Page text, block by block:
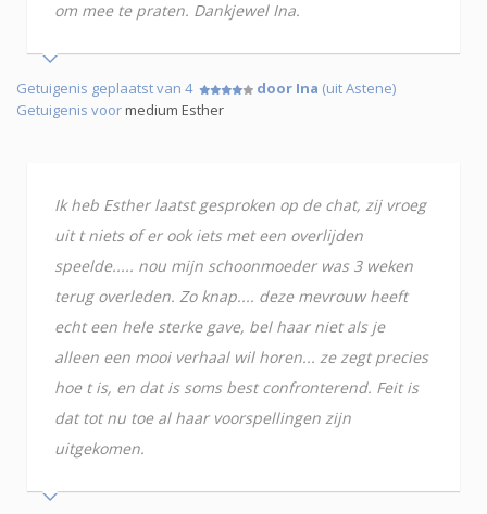
om mee te praten. Dankjewel Ina.
Getuigenis geplaatst van 4 door Ina (uit Astene)
Getuigenis voormedium Esther
Ik heb Esther laatst gesproken op de chat, zij vroeg
uit t niets of er ook iets met een overlijden
speelde..... nou mijn schoonmoeder was 3 weken
terug overleden. Zo knap.... deze mevrouw heeft
echt een hele sterke gave, bel haar niet als je
alleen een mooi verhaal wil horen... ze zegt precies
hoe t is, en dat is soms best confronterend. Feit is
dat tot nu toe al haar voorspellingen zijn
uitgekomen.